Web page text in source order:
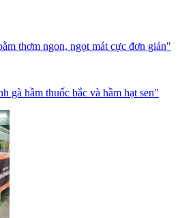
thơm ngon, ngọt mát cực đơn giản"
gà hầm thuốc bắc và hầm hạt sen"